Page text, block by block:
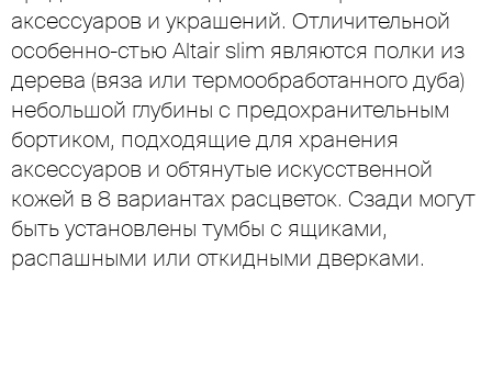
аксессуаров и украшений. Отличительной
особенно-стью Altair slim являются полки из
дерева (вяза или термообработанного дуба)
небольшой глубины с предохранительным
бортиком, подходящие для хранения
аксессуаров и обтянутые искусственной
кожей в 8 вариантах расцветок. Сзади могут
быть установлены тумбы с ящиками,
распашными или откидными дверками.